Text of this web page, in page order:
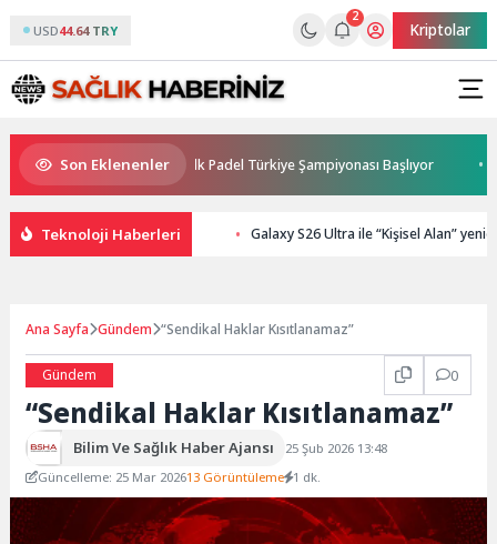
USD44.64 TRY
2
Kriptolar
Son Eklenenler
Türkiye’nin İlk Padel Türkiye Şampiyonası Başlıyor
Teknoloji Haberleri Galaxy S26 Ultra ile “Kişisel Alan”
Ana Sayfa Gündem “Sendikal Haklar Kısıtlanamaz”
Gündem 0
“Sendikal Haklar Kısıtlanamaz”
Bilim Ve Sağlık Haber Ajansı
25 Şub 2026 13:48
Güncelleme: 25 Mar 202613 Görüntüleme 1 dk.